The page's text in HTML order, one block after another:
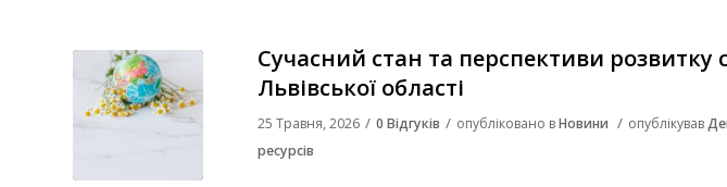
Сучасний стан та перспективи розвитку
Львівської області
25 Травня, 2026 / 0 Відгуків / опубліковано вНовини / опублікував
ресурсів